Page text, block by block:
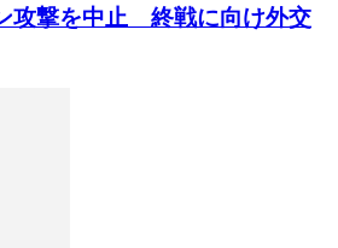
攻撃を中止 終戦に向け外交